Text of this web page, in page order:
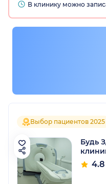
В клинику можно
Выбор пациентов 2025
Будь
4.8